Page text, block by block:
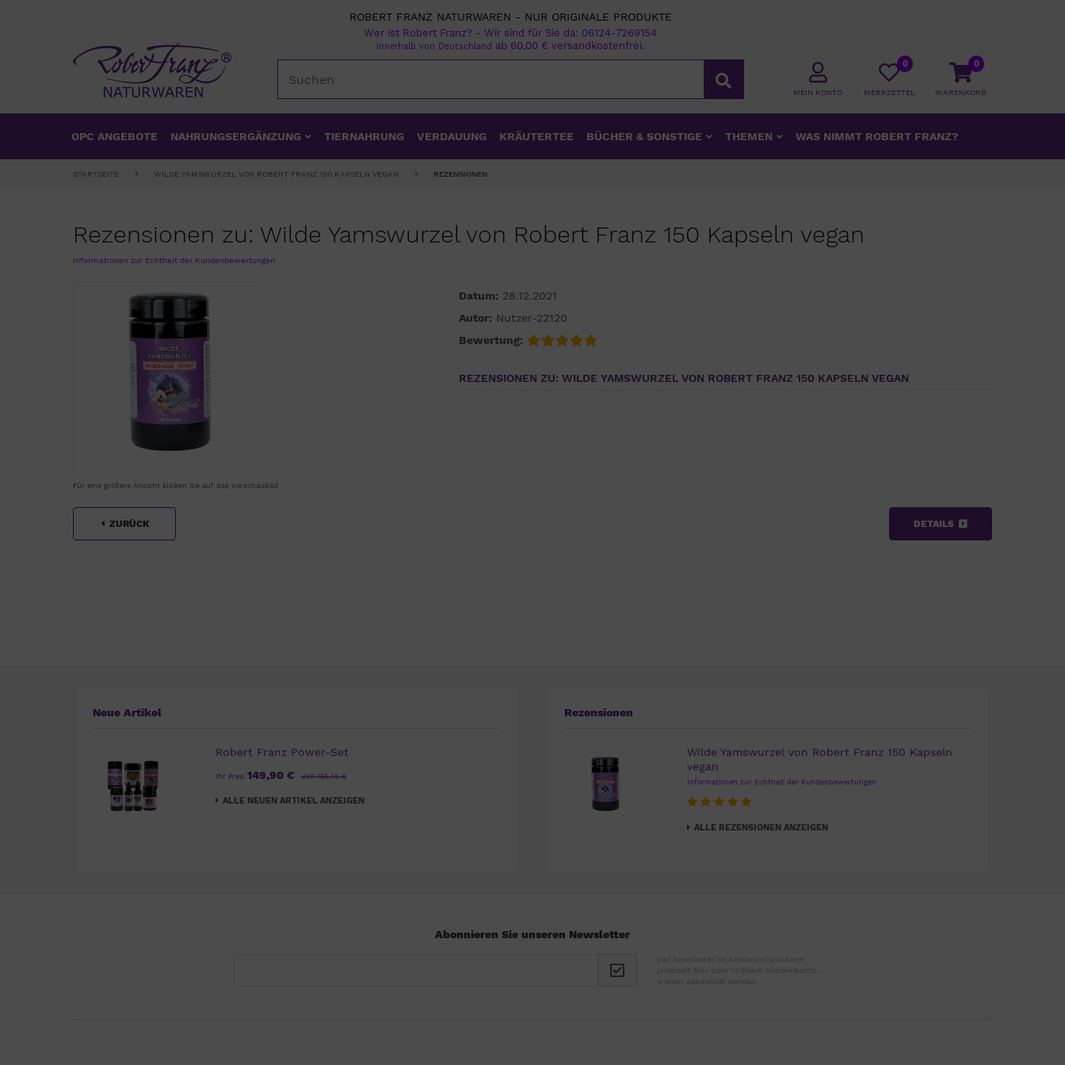
ROBERT FRANZ NATURWAREN - NUR ORIGINALE PRODUKTE
Wer ist Robert Franz? -Wir sind für Sie da: 06124-7269154
Innerhalb von Deutschland ab 60,00 € versandkostenfrei.
0
WARENKORB
0
MERKZETTEL
MEIN KONTO
OPC ANGEBOTE NAHRUNGSERGÄNZUNG TIERNAHRUNG VERDAUUNG KRÄUTERTEE BÜCHER & SONSTIGE THEMEN WAS NIMMT ROBERT FRANZ?
STARTSEITE WILDE YAMSWURZEL VON ROBERT FRANZ 150 KAPSELN VEGAN REZENSIONEN
Rezensionen zu: Wilde Yamswurzel von Robert Franz 150 Kapseln vegan
Informationen zur Echtheit der Kundenbewertungen
Für eine größere Ansicht klicken Sie auf das Vorschaubild
Datum: 28.12.2021
Autor: Nutzer-22120
Bewertung:
REZENSIONEN ZU: WILDE YAMSWURZEL VON ROBERT FRANZ 150 KAPSELN VEGAN
ZURÜCK DETAILS
Neue Artikel
Robert Franz Power-Set
Ihr Preis 149,90 € UVP 155,40 €
ALLE NEUEN ARTIKEL ANZEIGEN
Rezensionen
Wilde Yamswurzel von Robert Franz 150 Kapseln
vegan
Informationen zur Echtheit der Kundenbewertungen
ALLE REZENSIONEN ANZEIGEN
Abonnieren Sie unseren Newsletter
Der Newsletter ist kostenlos und kann
jederzeit hier oder in Ihrem Kundenkonto
wieder abbestellt werden.